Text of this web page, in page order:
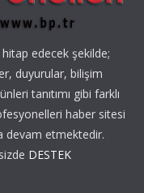
edecek şekilde;
duyurular, bilişim
tanıtımı gibi farklı
haber sitesi
devam etmektedir.
DESTEK